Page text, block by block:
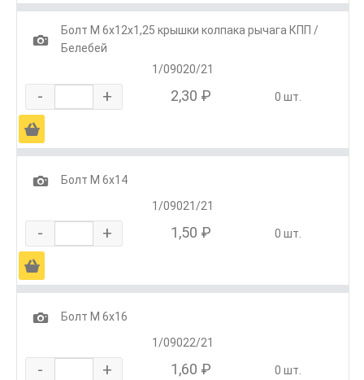
1
Болт М 6х12х1,25 крышки колпака рычага КПП /
Белебей
1/09020/21
- + 2,30 ₽ 0 шт.
Ä
1
Болт М 6х14
1/09021/21
- + 1,50 ₽ 0 шт.
Ä
1
Болт М 6х16
1/09022/21
- + 1,60 ₽ 0 шт.